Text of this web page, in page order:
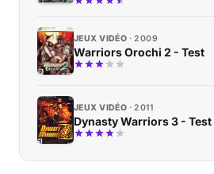
JEUX VIDÉO 2009
Warriors Orochi 2 - Test
JEUX VIDÉO 2011
Dynasty Warriors 3 - Test